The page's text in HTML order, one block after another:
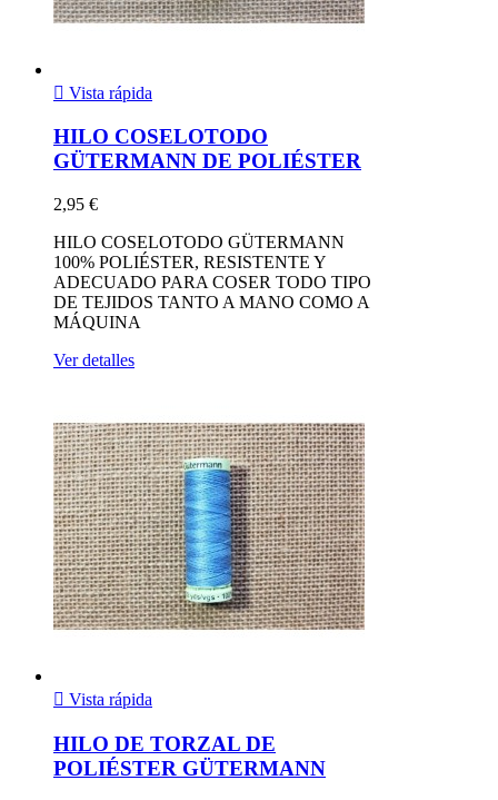
 Vista rápida
HILO COSELOTODO
GÜTERMANN DE POLIÉSTER
2,95 €
HILO COSELOTODO GÜTERMANN
100% POLIÉSTER, RESISTENTE Y
ADECUADO PARA COSER TODO TIPO
DE TEJIDOS TANTO A MANO COMO A
MÁQUINA
Ver detalles
 Vista rápida
HILO DE TORZAL DE
POLIÉSTER GÜTERMANN